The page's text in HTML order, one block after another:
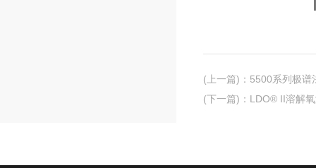
(上一篇) ： 5500系列极谱
(下一篇) ： LDO® II溶解